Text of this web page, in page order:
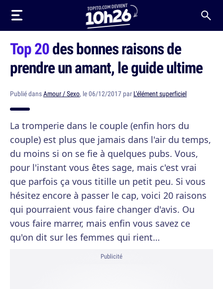
Top 20des bonnes raisons de
prendre un amant, le guide ultime
Publié dansAmour / Sexo, le 06/12/2017 par L'élément superficiel
La tromperie dans le couple (enfin hors du
couple) est plus que jamais dans l'air du temps,
du moins si on se fie à quelques pubs. Vous,
pour l'instant vous êtes sage, mais c'est vrai
que parfois ça vous titille un petit peu. Si vous
hésitez encore à passer le cap, voici 20 raisons
qui pourraient vous faire changer d'avis. Ou
vous faire marrer, mais enfin vous savez ce
qu'on dit sur les femmes qui rient…
Publicité